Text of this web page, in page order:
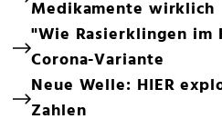
Medikamente wirklich
"Wie Rasierklingen im
Corona-Variante
Neue Welle: HIER
Zahlen